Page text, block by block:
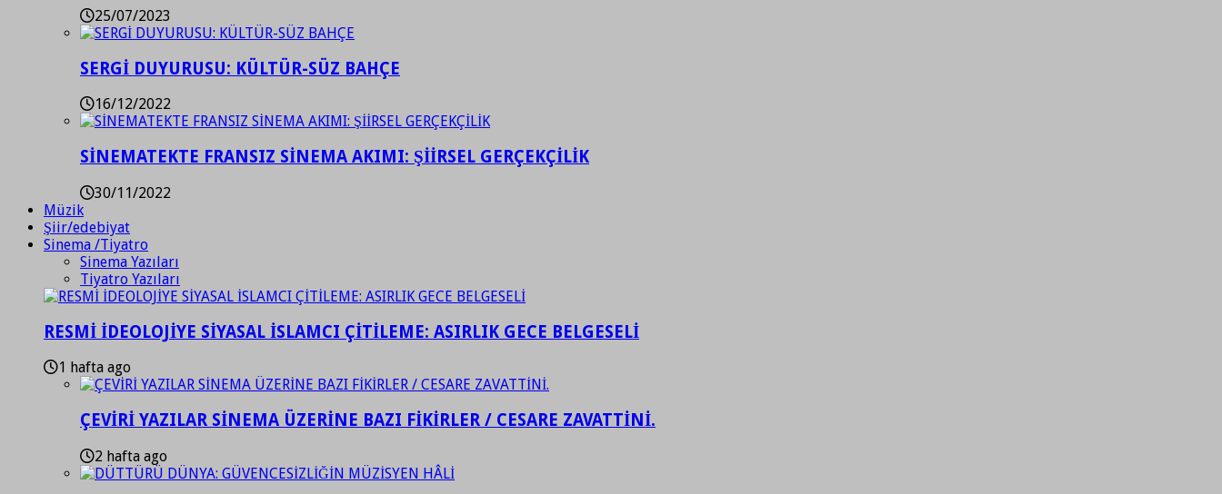
25/07/2023
SERGİ DUYURUSU: KÜLTÜR-SÜZ BAHÇE
16/12/2022
SİNEMATEKTE FRANSIZ SİNEMA AKIMI: ŞİİRSEL GERÇEKÇİLİK
30/11/2022
Müzik
Şiir/edebiyat
Sinema /Tiyatro
Sinema Yazıları
Tiyatro Yazıları
RESMİ İDEOLOJİYE SİYASAL İSLAMCI ÇİTİLEME: ASIRLIK GECE BELGESELİ
1 hafta ago
ÇEVİRİ YAZILAR SİNEMA ÜZERİNE BAZI FİKİRLER / CESARE ZAVATTİNİ.
2 hafta ago